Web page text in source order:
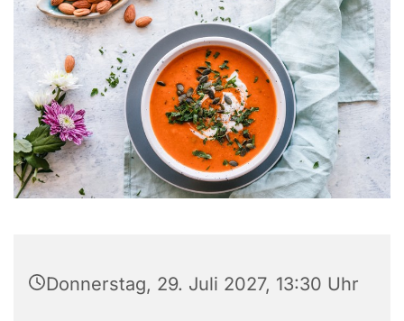
Donnerstag, 29. Juli 2027, 13:30 Uhr